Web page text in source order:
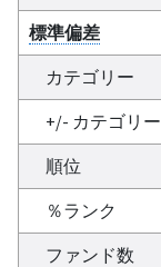
標準偏差
カテゴリー
+/- カテゴリー
順位
％ランク
ファンド数